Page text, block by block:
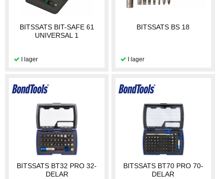
BITSSATS BIT-SAFE 61
UNIVERSAL 1
BITSSATS BS 18
BITSSATS BT32 PRO 32-
DELAR
BITSSATS BT70 PRO 70-
DELAR